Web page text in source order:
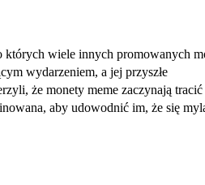
wiele innych promowanych
wydarzeniem, a jej przyszłe
że monety meme zaczynają tracić
aby udowodnić im, że się